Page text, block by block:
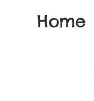
Home